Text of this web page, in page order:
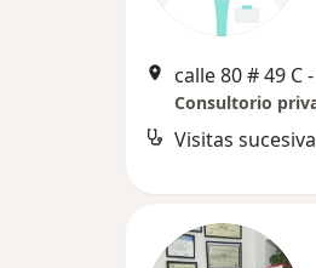
calle 80 # 49 C
Consultorio
Visitas